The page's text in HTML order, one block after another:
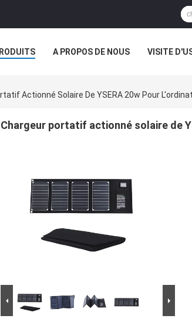
A PROPOS DE NOUS VISITE
Actionné Solaire De YSERA 20w Pour
Chargeur portatif actionné solaire de